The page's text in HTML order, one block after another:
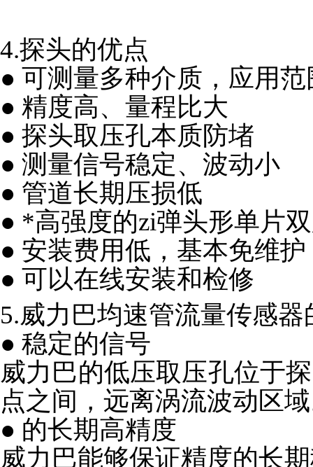
4.探头的优点
● 可测量多种介质，应用
● 精度高、量程比大
● 探头取压孔本质防堵
● 测量信号稳定、波动小
● 管道长期压损低
● *高强度的zi弹头形单片
● 安装费用低，基本免维护
● 可以在线安装和检修
5.威力巴均速管流量传感器
● 稳定的信号
威力巴的低压取压孔位于
点之间，远离涡流波动区
● 的长期高精度
威力巴能够保证精度的长